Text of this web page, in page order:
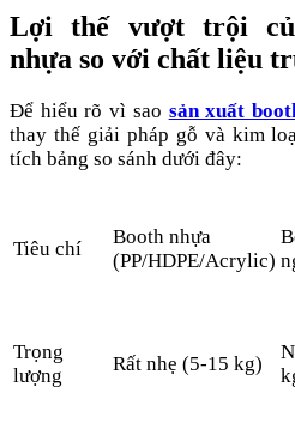
Lợi thế vượt trội
nhựa so với chất liệu
Để hiểu rõ vì sao sản xuất
thay thế giải pháp gỗ và kim
tích bảng so sánh dưới đây:
Tiêu chí
Booth nhựa
(PP/HDPE/Acrylic)
Trọng
lượng
Rất nhẹ (5-15 kg)